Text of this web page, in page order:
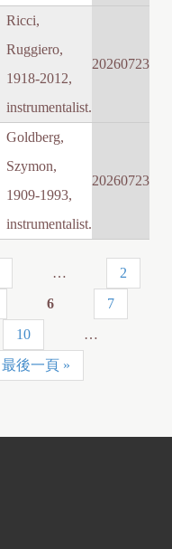
Ricci,
Ruggiero,
1918-2012,
instrumentalist.
20260723
Goldberg,
Szymon,
1909-1993,
instrumentalist.
20260723
…
2
6
7
10
…
最後一頁 »